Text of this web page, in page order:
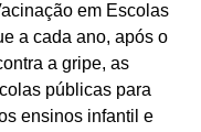
em Escolas
a cada ano, após o
a gripe, as
públicas para
ensinos infantil e